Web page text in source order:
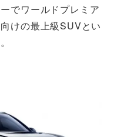
でワールドプレミア
けの最上級SUVとい